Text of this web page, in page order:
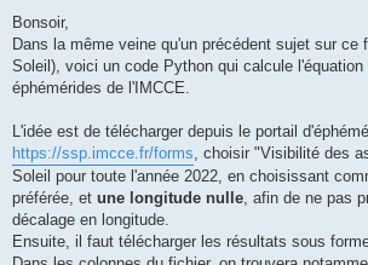
s
a
g
Bonsoir,
Dans la même veine qu'un précédent sujet sur ce
Soleil), voici un code Python qui calcule
éphémérides de l'IMCCE.
L'idée est de télécharger depuis le portail
https://ssp.imcce.fr/forms, choisir "Visibilité des
Soleil pour toute l'année 2022, en choisissant
préférée, et une longitude nulle, afin de ne pas
décalage en longitude.
Ensuite, il faut télécharger les résultats sous